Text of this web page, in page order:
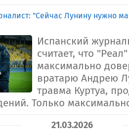
"Сейчас Лунину нужно
Испанский
считает, что
максимально
вратарю Андрею
травма Куртуа,
Только
21.03.2026